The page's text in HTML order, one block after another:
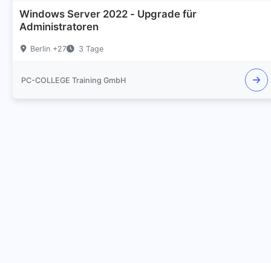
Windows Server 2022 - Upgrade für
Administratoren
Berlin +27 3 Tage
PC-COLLEGE Training GmbH